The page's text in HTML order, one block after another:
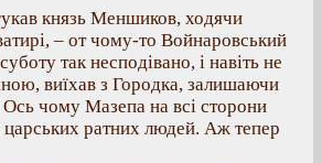
князь Меншиков, ходячи
– от чому-то Войнаровський
так несподівано, і навіть не
виїхав з Городка, залишаючи
Ось чому Мазепа на всі сторони
царських ратних людей. Аж тепер